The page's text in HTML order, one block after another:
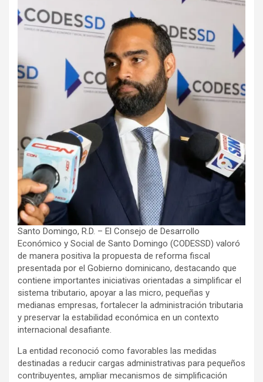
Santo Domingo, R.D. – El Consejo de Desarrollo
Económico y Social de Santo Domingo (CODESSD) valoró
de manera positiva la propuesta de reforma fiscal
presentada por el Gobierno dominicano, destacando que
contiene importantes iniciativas orientadas a simplificar el
sistema tributario, apoyar a las micro, pequeñas y
medianas empresas, fortalecer la administración tributaria
y preservar la estabilidad económica en un contexto
internacional desafiante.
La entidad reconoció como favorables las medidas
destinadas a reducir cargas administrativas para pequeños
contribuyentes, ampliar mecanismos de simplificación